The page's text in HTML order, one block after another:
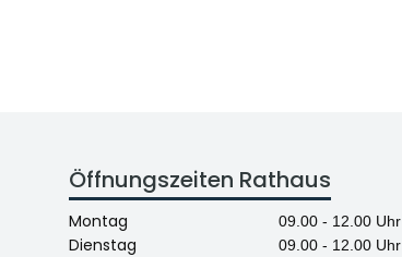
Öffnungszeiten Rathaus
Montag 09.00 - 12.00 Uhr
Dienstag
09.00 - 12.00 Uhr